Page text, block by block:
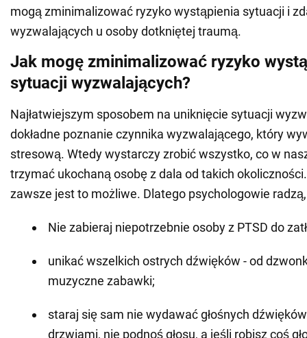
mogą zminimalizować ryzyko wystąpienia sytuacji i
wyzwalających u osoby dotkniętej traumą.
Jak mogę zminimalizować ryzyko
sytuacji wyzwalających?
Najłatwiejszym sposobem na uniknięcie sytuacji
dokładne poznanie czynnika wyzwalającego, który
stresową. Wtedy wystarczy zrobić wszystko, co w
trzymać ukochaną osobę z dala od takich
zawsze jest to możliwe. Dlatego psychologowie
Nie zabieraj niepotrzebnie osoby z PTSD do
unikać wszelkich ostrych dźwięków - od
muzyczne zabawki;
staraj się sam nie wydawać głośnych
drzwiami, nie podnoś głosu, a jeśli robisz coś